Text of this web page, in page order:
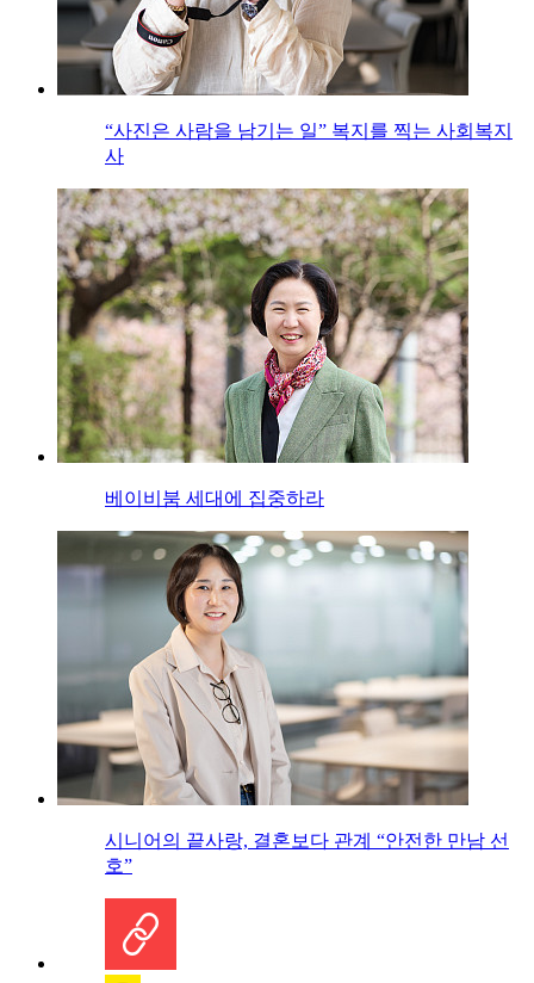
“사진은 사람을 남기는 일” 복지를 찍는 사회복지
사
베이비붐 세대에 집중하라
시니어의 끝사랑, 결혼보다 관계 “안전한 만남 선
호”